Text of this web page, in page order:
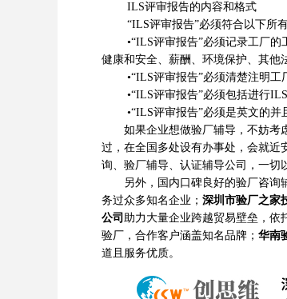
ILS评审报告的内容和格式
“ILS评审报告”必须符合以下所有
•“ILS评审报告”必须记录工厂的工
健康和安全、薪酬、环境保护、其他
•“ILS评审报告”必须清楚注明工厂
•“ILS评审报告”必须包括进行ILS
•“ILS评审报告”必须是英文的并
如果企业想做验厂辅导，不妨考虑
过，在全国多处设有办事处，会就近
询、验厂辅导、认证辅导公司，一切
另外，国内口碑良好的验厂咨询
务过众多知名企业； 深圳市验厂之家
公司 助力大量企业跨越贸易壁垒，依
验厂，合作客户涵盖知名品牌； 华南
道且服务优质。